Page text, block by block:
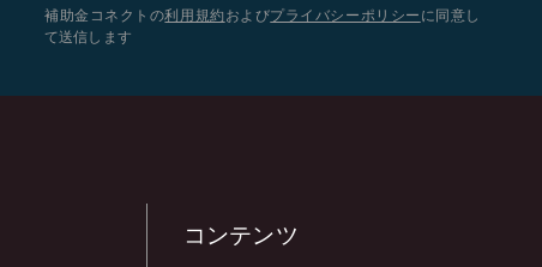
補助金コネクトの利用規約 およびプライバシーポリシー に同意し
て送信します
コンテンツ